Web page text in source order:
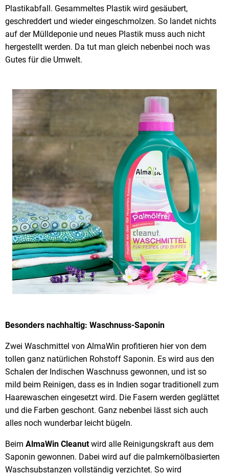
Plastikabfall. Gesammeltes Plastik wird gesäubert,
geschreddert und wieder eingeschmolzen. So landet nichts
auf der Mülldeponie und neues Plastik muss auch nicht
hergestellt werden. Da tut man gleich nebenbei noch was
Gutes für die Umwelt.
Besonders nachhaltig: Waschnuss-Saponin
Zwei Waschmittel von AlmaWin profitieren hier von dem
tollen ganz natürlichen Rohstoff Saponin. Es wird aus den
Schalen der Indischen Waschnuss gewonnen, und ist so
mild beim Reinigen, dass es in Indien sogar traditionell zum
Haarewaschen eingesetzt wird. Die Fasern werden geglättet
und die Farben geschont. Ganz nebenbei lässt sich auch
alles noch wunderbar leicht bügeln.
Beim AlmaWin Cleanutwird alle Reinigungskraft aus dem
Saponin gewonnen. Dabei wird auf die palmkernölbasierten
Waschsubstanzen vollständig verzichtet. So wird